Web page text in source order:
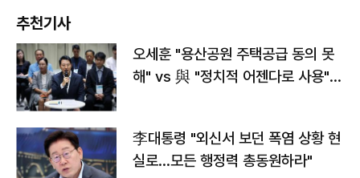
추천기사
오세훈 "용산공원 주택공급 동의 못
해" vs 與 "정치적 어젠다로 사용"
李대통령 "외신서 보던 폭염 상황 현
실로…모든 행정력 총동원하라"